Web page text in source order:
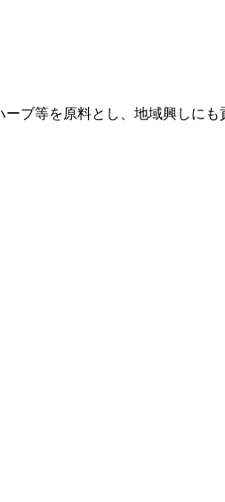
ブ等を原料とし、地域興しに